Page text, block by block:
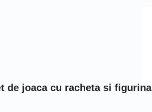
de joaca cu racheta si